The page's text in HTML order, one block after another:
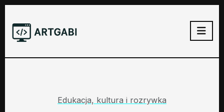
Edukacja, kultura i rozrywka